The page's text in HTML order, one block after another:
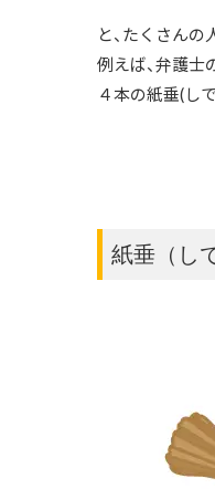
と、たくさん
例えば、弁護
４本の紙垂(し
紙垂（し